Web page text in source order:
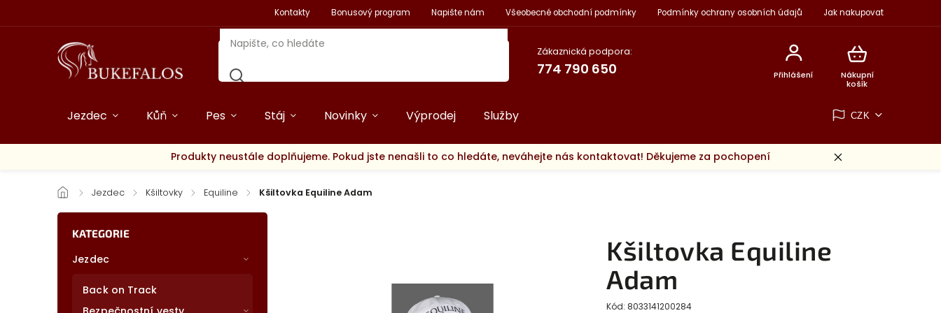
Kontakty Bonusový program Napište nám Všeobecné obchodní podmínky Podmínky ochrany osobních údajů Jak nakupovat
Zákaznická podpora:
774 790 650
Nákupní
košík
Přihlášení
CZK
Jezdec Kůň Pes Stáj Novinky Výprodej Služby
Produkty neustále doplňujeme. Pokud jste nenašli to co hledáte, neváhejte nás kontaktovat! Děkujeme za pochopení
/ Jezdec / Kšiltovky / Equiline / Kšiltovka Equiline Adam
KATEGORIE
Jezdec
Back on Track
Kšiltovka Equiline
Adam
Kód: 8033141200284